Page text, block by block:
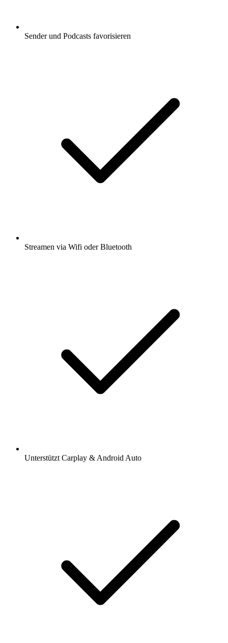
Sender und Podcasts favorisieren
Streamen via Wifi oder Bluetooth
Unterstützt Carplay & Android Auto